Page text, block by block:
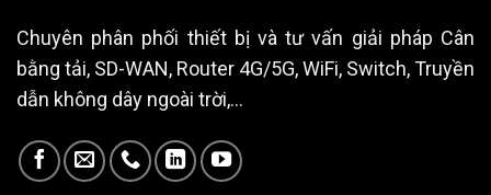
Chuyên phân phối thiết bị và tư vấn giải pháp Cân
bằng tải, SD-WAN, Router 4G/5G, WiFi, Switch, Truyền
dẫn không dây ngoài trời,...